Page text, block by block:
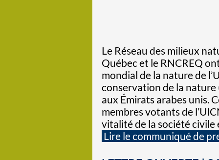
Le Réseau des milieux
Québec et le RNCREQ
mondial de la nature de
conservation de la nature
aux Émirats arabes unis.
membres votants de
vitalité de la société
Lire le communiqué de